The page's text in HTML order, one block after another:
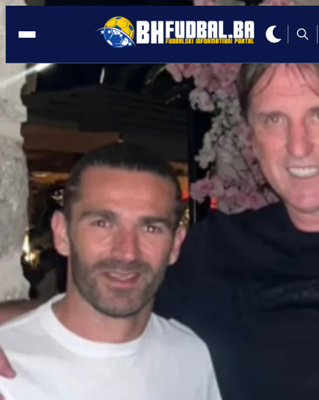
LIVAJA U CENTRU PAŽNJE
14:04, 27.10.2023
Bivši trener Hajduka otkrio
istinu o Livaji!
Autor:
BHFudbal.ba
14:04, 27.10.2023